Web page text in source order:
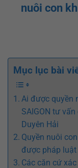
nuôi con
Mục lục bài
Ai được quyền
SAIGON tư
Duyên Hải
Quyền nuôi
được pháp
Các căn cứ